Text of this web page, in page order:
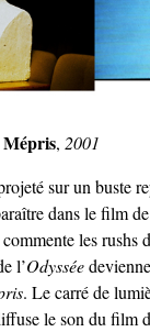
, 2001
sur un buste
dans le film
les rushs
l’Odyssée
. Le carré de
le son du film